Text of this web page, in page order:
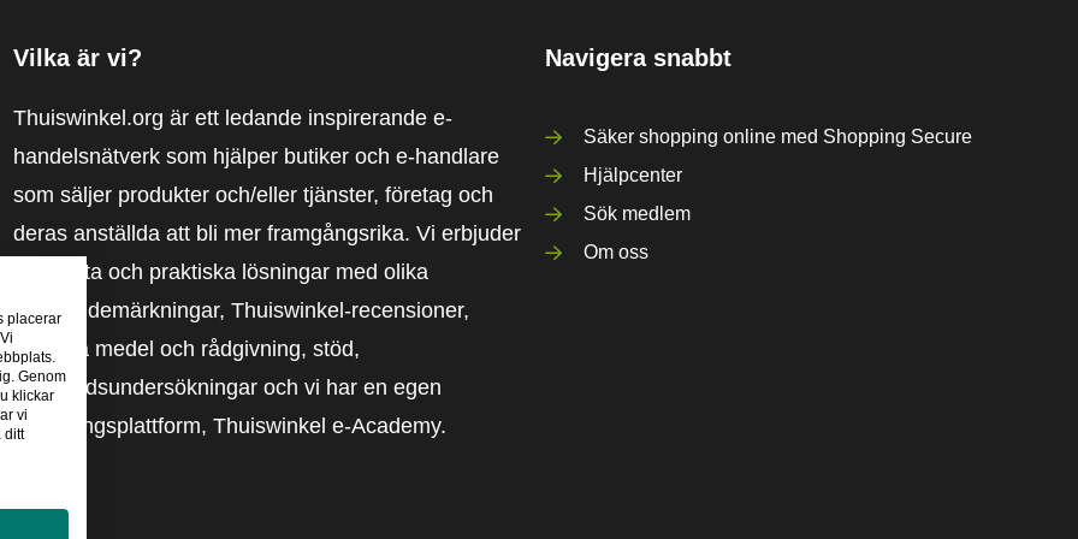
Vilka är vi?
Thuiswinkel.org är ett ledande inspirerande e-
handelsnätverk som hjälper butiker och e-handlare
som säljer produkter och/eller tjänster, företag och
deras anställda att bli mer framgångsrika. Vi erbjuder
relevanta och praktiska lösningar med olika
förtroendemärkningar, Thuiswinkel-recensioner,
rättsliga medel och rådgivning, stöd,
marknadsundersökningar och vi har en egen
utbildningsplattform, Thuiswinkel e-Academy.
Navigera snabbt
Säker shopping online med Shopping Secure
Hjälpcenter
Sök medlem
Om oss
placerar
Genom
klickar
vi
ditt